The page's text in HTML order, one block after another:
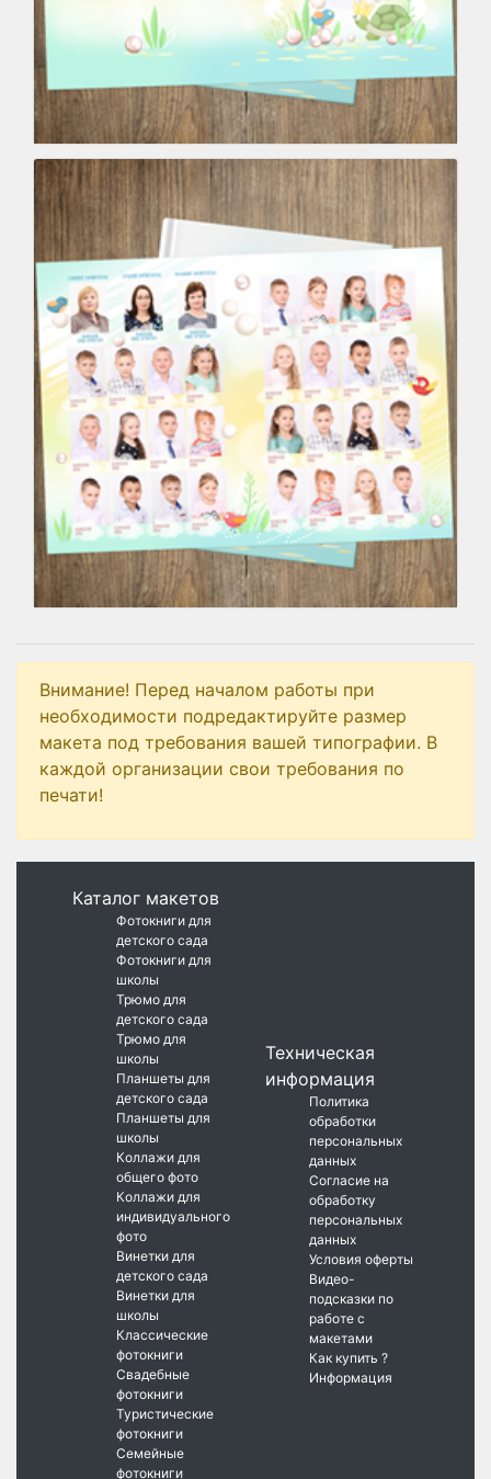
Внимание! Перед началом работы при
необходимости подредактируйте размер
макета под требования вашей типографии. В
каждой организации свои требования по
печати!
Каталог макетов
Фотокниги для
детского сада
Фотокниги для
школы
Трюмо для
детского сада
Трюмо для
школы
Планшеты для
детского сада
Планшеты для
школы
Коллажи для
общего фото
Коллажи для
индивидуального
фото
Винетки для
детского сада
Винетки для
школы
Классические
фотокниги
Свадебные
фотокниги
Туристические
фотокниги
Семейные
фотокниги
Техническая
информация
Политика
обработки
персональных
данных
Согласие на
обработку
персональных
данных
Условия оферты
Видео-
подсказки по
работе с
макетами
Как купить ?
Информация